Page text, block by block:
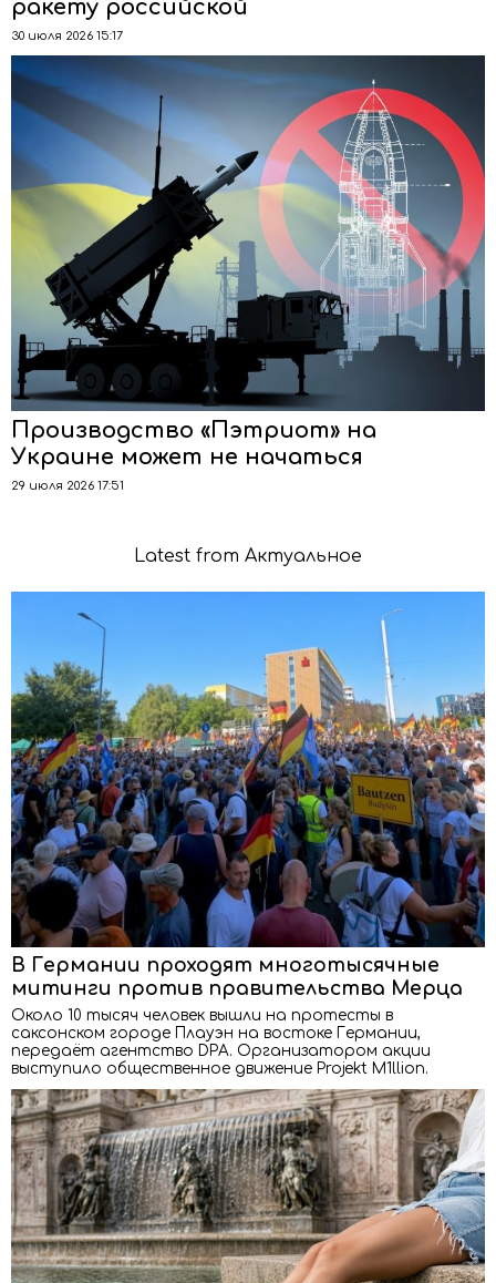
ракету российской
30 июля 2026 15:17
Производство «Пэтриот» на
Украине может не начаться
29 июля 2026 17:51
Latest from Актуальное
В Германии проходят многотысячные
митинги против правительства Мерца
Около 10 тысяч человек вышли на протесты в
саксонском городе Плауэн на востоке Германии,
передаёт агентство DPA. Организатором акции
выступило общественное движение Projekt M1llion.